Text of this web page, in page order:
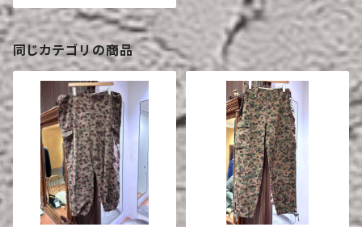
同じカテゴリの商品